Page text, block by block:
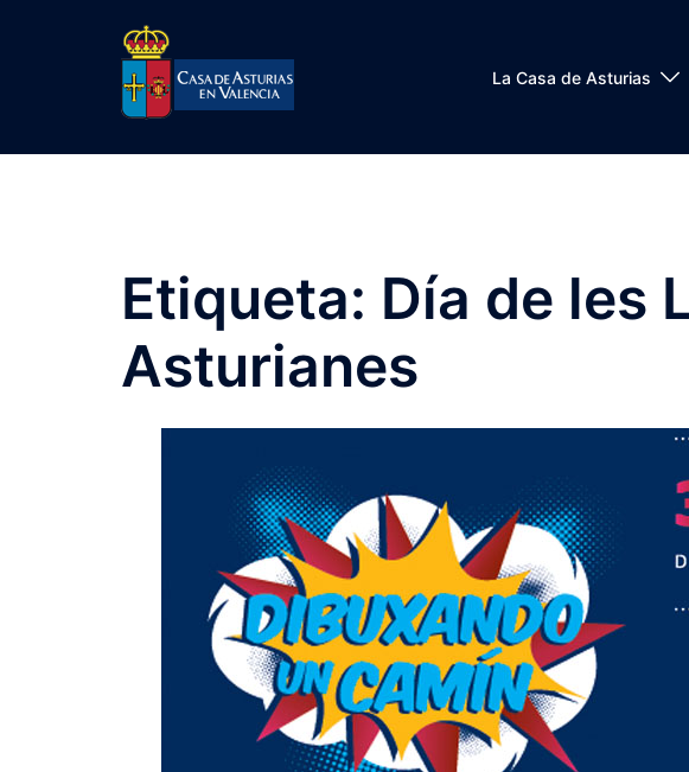
La Casa de Asturias
Etiqueta: Día de les
Asturianes